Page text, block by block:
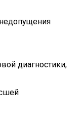
диагностики,